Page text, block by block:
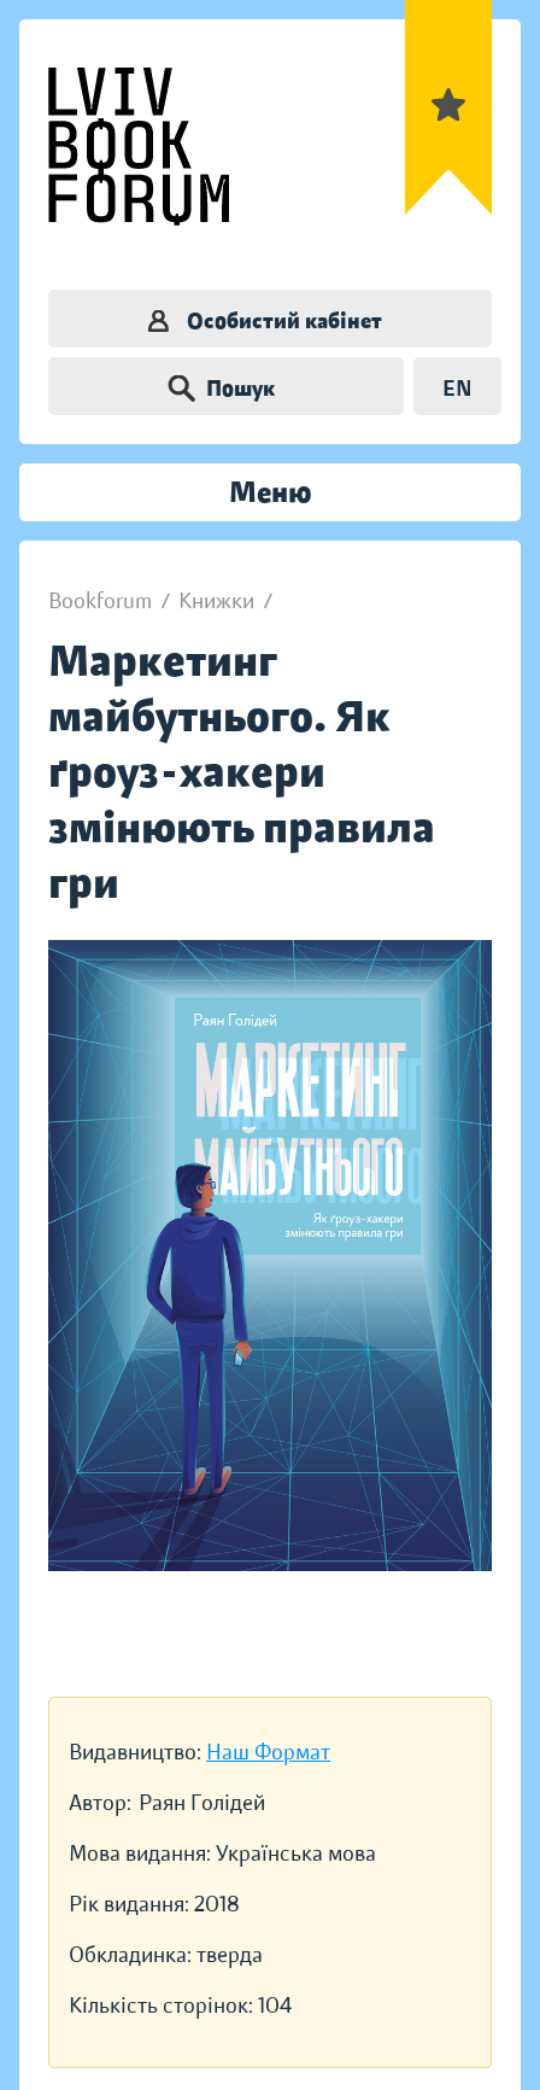
Особистий кабінет
Пошук EN
Меню
Bookforum / Книжки /
Маркетинг
майбутнього. Як
ґроуз-хакери
змінюють правила
гри
Видавництво: Наш Формат
Автор: Раян Голідей
Мова видання: Українська мова
Рік видання: 2018
Обкладинка: тверда
Кількість сторінок: 104